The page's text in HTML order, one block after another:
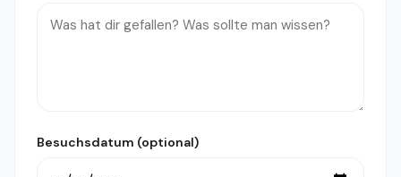
Besuchsdatum (optional)